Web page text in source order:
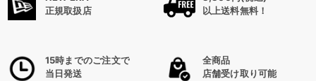
正規取扱店
以上送料無料！
15時までのご注文で
当日発送
全商品
店舗受け取り可能